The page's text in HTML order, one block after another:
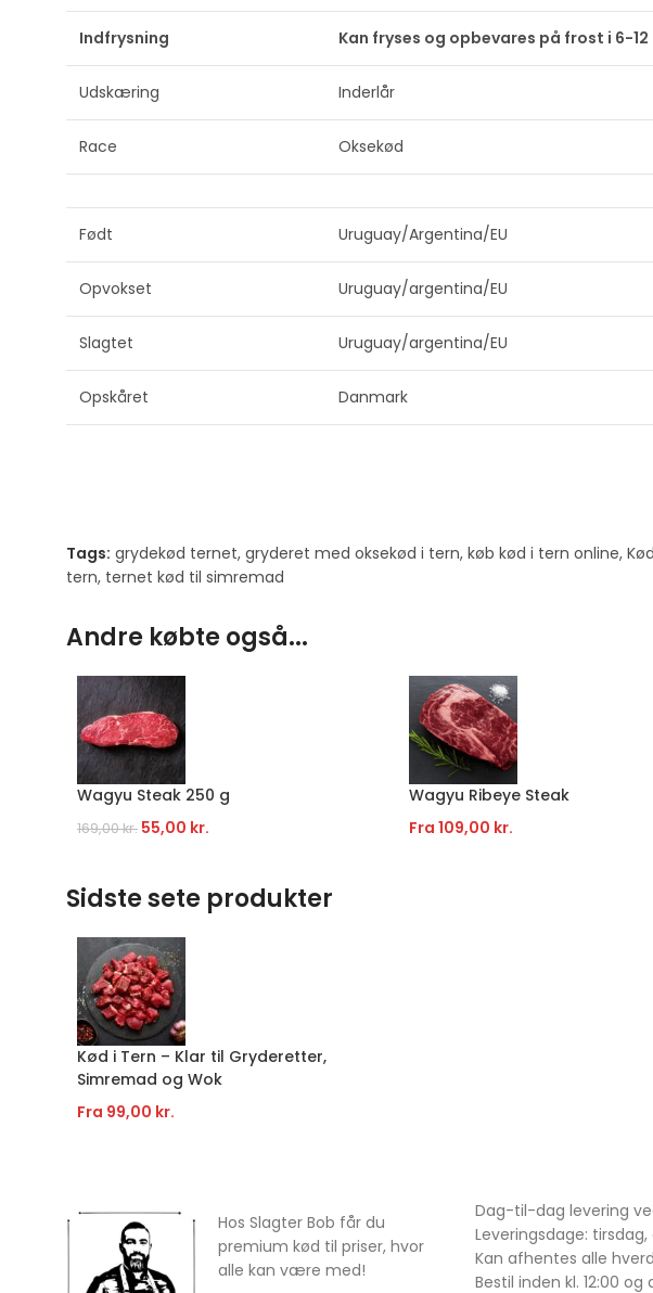
Indfrysning Kan fryses og opbevares på frost i 6-12
Udskæring Inderlår
Race Oksekød
Født Uruguay/Argentina/EU
Opvokset Uruguay/argentina/EU
Slagtet Uruguay/argentina/EU
Opskåret Danmark
Tags: grydekød ternet, gryderet med oksekød i tern, køb kød i tern online, Kød
tern, ternet kød til simremad
Andre købte også...
Wagyu Steak 250 g
169,00kr. 55,00 kr.
Wagyu Ribeye Steak
Fra 109,00 kr.
Sidste sete produkter
Kød i Tern – Klar til Gryderetter,
Simremad og Wok
Fra 99,00 kr.
Hos Slagter Bob får du
premium kød til priser, hvor
alle kan være med!
Dag-til-dag levering
Leveringsdage:
Kan afhentes alle
Bestil inden kl. 12:00